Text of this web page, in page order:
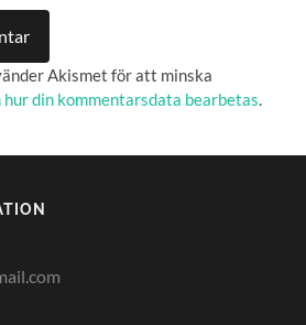
Akismet för att minska
hur din kommentarsdata bearbetas.